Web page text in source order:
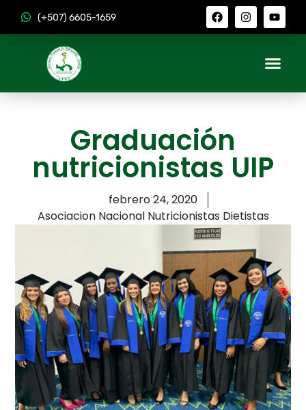
(+507) 6605-1659
Graduación
nutricionistas UIP
febrero 24, 2020
Asociacion Nacional Nutricionistas Dietistas